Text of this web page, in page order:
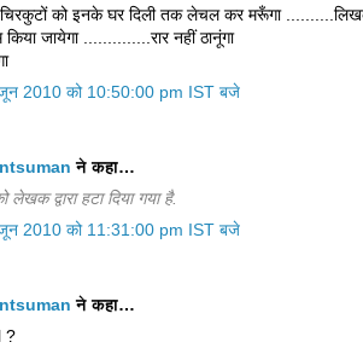
चिरकुटों को इनके घर दिली तक लेचल कर मरूँगा
जायेगा ..............रार नहीं ठानूंगा
2010 को 10:50:00 pm IST बजे
ने कहा…
लेखक द्वारा हटा दिया गया है.
2010 को 11:31:00 pm IST बजे
ने कहा…
?